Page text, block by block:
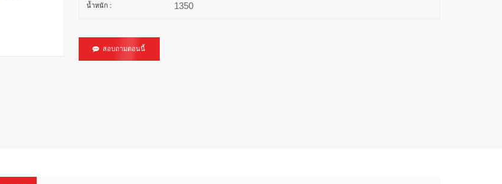
น้ำหนัก : 1350
สอบถามตอนนี้